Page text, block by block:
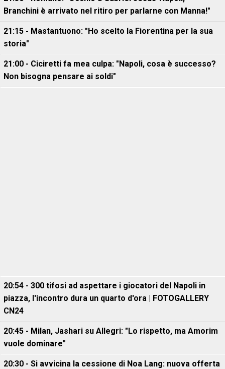
Branchini è arrivato nel ritiro per parlarne con Manna!"
21:15 - Mastantuono: "Ho scelto la Fiorentina per la sua
storia"
21:00 - Ciciretti fa mea culpa: "Napoli, cosa è successo?
Non bisogna pensare ai soldi"
20:54 - 300 tifosi ad aspettare i giocatori del Napoli in
piazza, l'incontro dura un quarto d'ora | FOTOGALLERY
CN24
20:45 - Milan, Jashari su Allegri: "Lo rispetto, ma Amorim
vuole dominare"
20:30 - Si avvicina la cessione di Noa Lang: nuova offerta